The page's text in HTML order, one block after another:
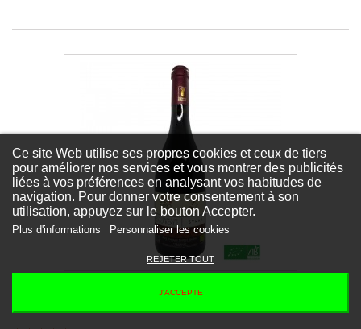
Ce site Web utilise ses propres cookies et ceux de tiers
pour améliorer nos services et vous montrer des publicités
liées à vos préférences en analysant vos habitudes de
navigation. Pour donner votre consentement à son
utilisation, appuyez sur le bouton Accepter.
Plus d'informations Personnaliser les cookies
REJETER TOUT
J'ACCEPTE